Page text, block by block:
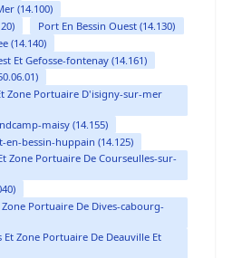
(14.100)
Port En Bessin Ouest (14.130)
(14.140)
Et Gefosse-fontenay (14.161)
Zone Portuaire D'isigny-sur-mer
maisy (14.155)
bessin-huppain (14.125)
Zone Portuaire De Courseulles-sur-
Zone Portuaire De Dives-cabourg-
Et Zone Portuaire De Deauville Et